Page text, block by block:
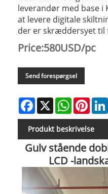
leverandør med base i
at levere digitale
der er skræddersyet til
Price:580USD/pc
Send forespørgsel
Facebook
X WhatsApp
Produkt beskrivelse
Gulv stående
LCD -